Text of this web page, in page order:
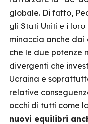
globale. Di fatto,
gli Stati Uniti e i
minaccia anche dai
che le due potenze
divergenti che
Ucraina e
relative
occhi di tutti come
nuovi equilibri